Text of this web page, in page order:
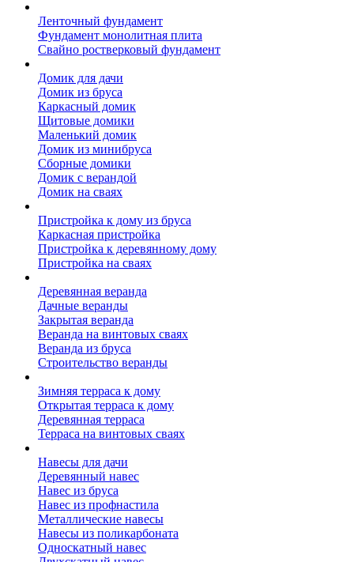
Ленточный фундамент
Фундамент монолитная плита
Свайно ростверковый фундамент
Домик для дачи
Домик из бруса
Каркасный домик
Щитовые домики
Маленький домик
Домик из минибруса
Сборные домики
Домик с верандой
Домик на сваях
Пристройка к дому из бруса
Каркасная пристройка
Пристройка к деревянному дому
Пристройка на сваях
Деревянная веранда
Дачные веранды
Закрытая веранда
Веранда на винтовых сваях
Веранда из бруса
Строительство веранды
Зимняя терраса к дому
Открытая терраса к дому
Деревянная терраса
Терраса на винтовых сваях
Навесы для дачи
Деревянный навес
Навес из бруса
Навес из профнастила
Металлические навесы
Навесы из поликарбоната
Односкатный навес